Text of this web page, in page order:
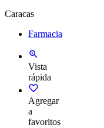
Caracas
Farmacia
Vista
rápida
Agregar
a
favoritos